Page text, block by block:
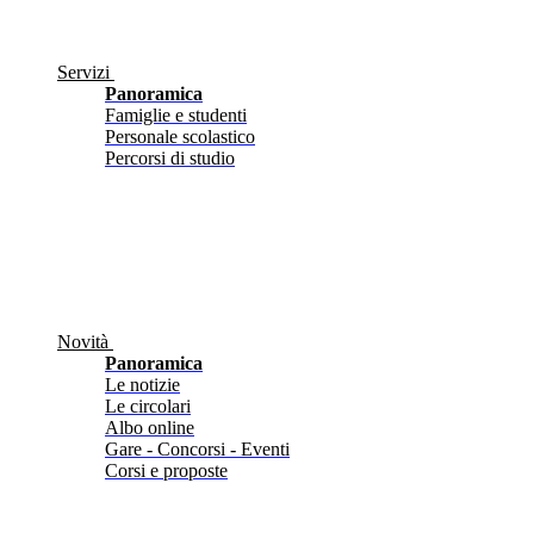
Servizi
Panoramica
Famiglie e studenti
Personale scolastico
Percorsi di studio
Novità
Panoramica
Le notizie
Le circolari
Albo online
Gare - Concorsi - Eventi
Corsi e proposte